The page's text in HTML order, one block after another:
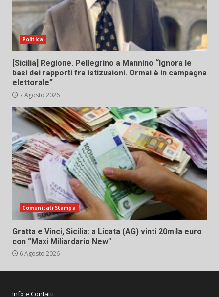
Politica
[Sicilia] Regione. Pellegrino a Mannino “Ignora le
basi dei rapporti fra istizuaioni. Ormai è in campagna
elettorale”
7 Agosto 2026
Comunicati Stampa
Gratta e Vinci, Sicilia: a Licata (AG) vinti 20mila euro
con “Maxi Miliardario New”
6 Agosto 2026
Info e Contatti